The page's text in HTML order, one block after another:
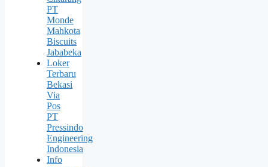
PT
Monde
Mahkota
Biscuits
Jababeka
Loker
Terbaru
Bekasi
Via
Pos
PT
Pressindo
Engineering
Indonesia
Info